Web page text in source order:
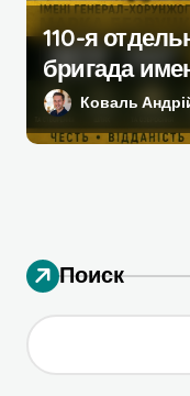
110-я
бригада
Марка
разбор 2026
Коваль
Поиск